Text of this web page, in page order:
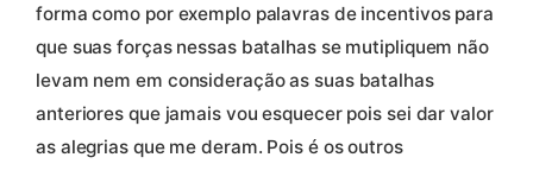
forma como por exemplo palavras de incentivos para
que suas forças nessas batalhas se mutipliquem não
levam nem em consideração as suas batalhas
anteriores que jamais vou esquecer pois sei dar valor
as alegrias que me deram. Pois é os outros